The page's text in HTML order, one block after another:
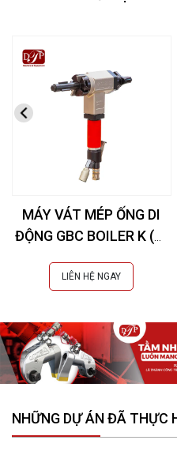
MÁY VÁT MÉP ỐNG DI
ĐỘNG GBC BOILER K (Øi
LIÊN HỆ NGAY
NHỮNG DỰ ÁN ĐÃ THỰC